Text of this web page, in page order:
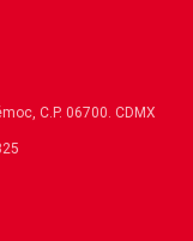
C.P. 06700. CDMX